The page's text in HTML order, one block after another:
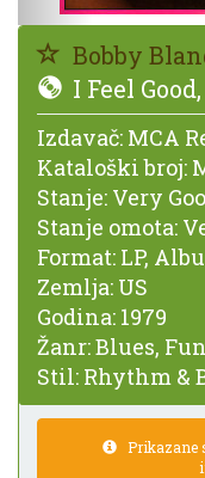
Bobby
I Feel
Izdavač: MCA
Kataloški broj:
Stanje: Very
Stanje omota:
Format: LP,
Zemlja: US
Godina: 1979
Žanr:Blues,
Stil: Rhythm &
Prikazane